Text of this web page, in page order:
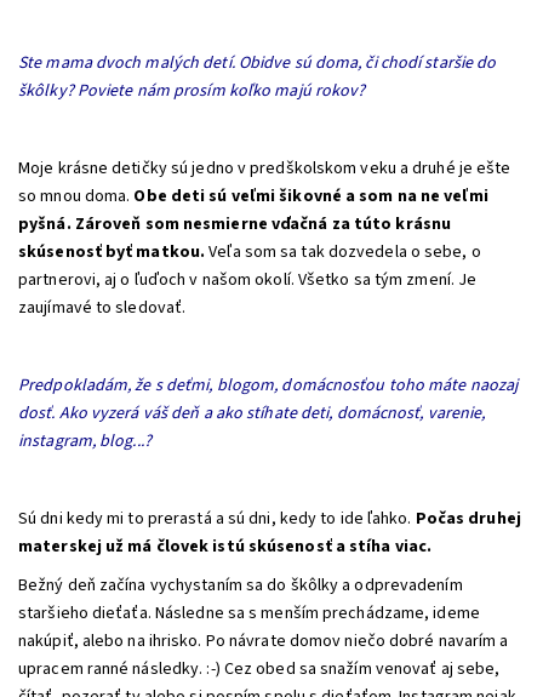
Ste mama dvoch malých detí. Obidve sú doma, či chodí staršie do
škôlky? Poviete nám prosím koľko majú rokov?
Moje krásne detičky sú jedno v predškolskom veku a druhé je ešte
so mnou doma. Obe deti sú veľmi šikovné a som na ne veľmi
pyšná. Zároveň som nesmierne vďačná za túto krásnu
skúsenosť byť matkou. Veľa som sa tak dozvedela o sebe, o
partnerovi, aj o ľuďoch v našom okolí. Všetko sa tým zmení. Je
zaujímavé to sledovať.
Predpokladám, že s deťmi, blogom, domácnosťou toho máte naozaj
dosť. Ako vyzerá váš deň a ako stíhate deti, domácnosť, varenie,
instagram, blog...?
Sú dni kedy mi to prerastá a sú dni, kedy to ide ľahko. Počas druhej
materskej už má človek istú skúsenosť a stíha viac.
Bežný deň začína vychystaním sa do škôlky a odprevadením
staršieho dieťaťa. Následne sa s menším prechádzame, ideme
nakúpiť, alebo na ihrisko. Po návrate domov niečo dobré navarím a
upracem ranné následky. :-) Cez obed sa snažím venovať aj sebe,